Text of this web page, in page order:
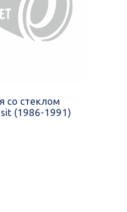
со стеклом
(1986-1991)